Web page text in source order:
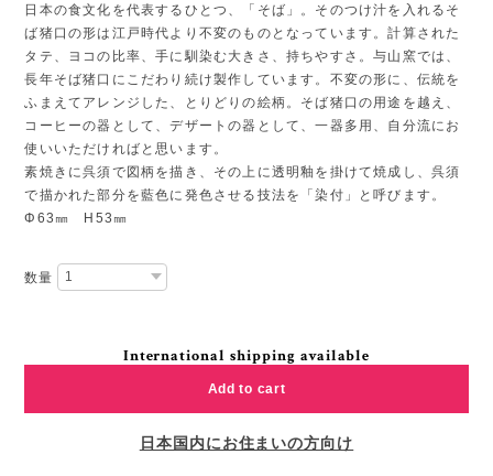
日本の食文化を代表するひとつ、「そば」。そのつけ汁を入れるそ
ば猪口の形は江戸時代より不変のものとなっています。計算された
タテ、ヨコの比率、手に馴染む大きさ、持ちやすさ。与山窯では、
長年そば猪口にこだわり続け製作しています。不変の形に、伝統を
ふまえてアレンジした、とりどりの絵柄。そば猪口の用途を越え、
コーヒーの器として、デザートの器として、一器多用、自分流にお
使いいただければと思います。
素焼きに呉須で図柄を描き、その上に透明釉を掛けて焼成し、呉須
で描かれた部分を藍色に発色させる技法を「染付」と呼びます。
Φ63㎜ H53㎜
数量
International shipping available
Add to cart
日本国内にお住まいの方向け